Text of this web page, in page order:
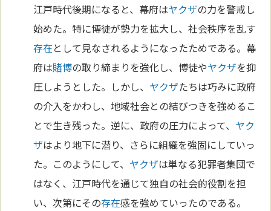
江戸時代後期になると、幕府はヤクザの力を警戒し
始めた。特に博徒が勢力を拡大し、社会秩序を乱す
存在として見なされるようになったためである。幕
府は賭博の取り締まりを強化し、博徒やヤクザを抑
圧しようとした。しかし、 ヤクザたちは巧みに政府
の介入をかわし、地域社会との結びつきを強めるこ
とで生き残った。逆に、政府の圧力によって、 ヤク
ザはより地下に潜り、さらに組織を強固にしていっ
た。このようにして、 ヤクザは単なる犯罪者集団で
はなく、江戸時代を通じて独自の社会的役割を担
い、次第にその存在感を強めていったのである。